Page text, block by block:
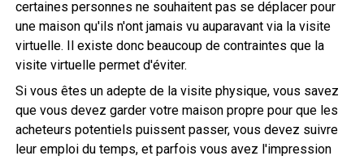
certaines personnes ne souhaitent pas se déplacer pour
une maison qu'ils n'ont jamais vu auparavant via la visite
virtuelle. Il existe donc beaucoup de contraintes que la
visite virtuelle permet d'éviter.
Si vous êtes un adepte de la visite physique, vous savez
que vous devez garder votre maison propre pour que les
acheteurs potentiels puissent passer, vous devez suivre
leur emploi du temps, et parfois vous avez l'impression